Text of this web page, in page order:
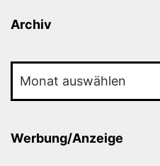
Archiv
Werbung/Anzeige